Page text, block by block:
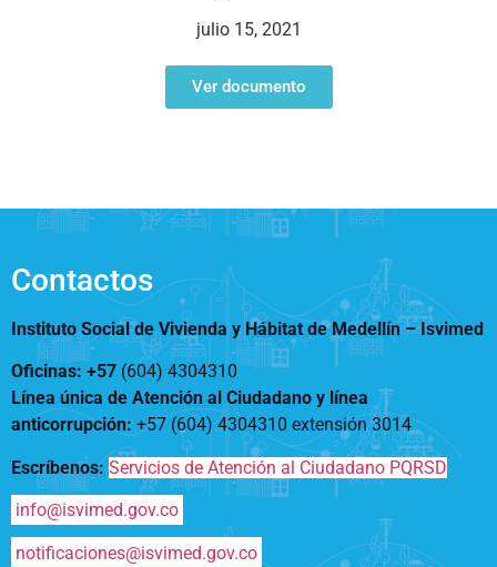
Vivienda Nueva
Vivienda un proyecto
Reconocimiento de
Edificaciones – C0
Acompañamiento Social
OPV-JVC
Rendición de cuentas
Encuesta de Percepción
Tamaño de la
fuente
Contraste
Centro de relevo
Más Información sobre Accesibilidad
julio 15, 2021
Ver documento
Contactos
Instituto Social de Vivienda y Hábitat de Medellín –Isvimed
Oficinas: +57 (604) 4304310
Línea única de Atención al Ciudadano y línea
anticorrupción: +57 (604) 4304310 extensión3014
Escríbenos: Servicios de Atención al Ciudadano PQRSD
info@isvimed.gov.co
notificaciones@isvimed.gov.co